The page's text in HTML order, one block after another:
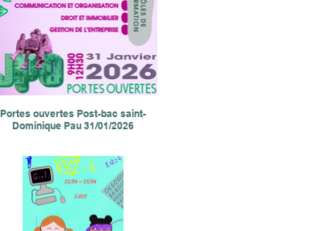
Portes ouvertes Post-bac saint-
Dominique Pau 31/01/2026